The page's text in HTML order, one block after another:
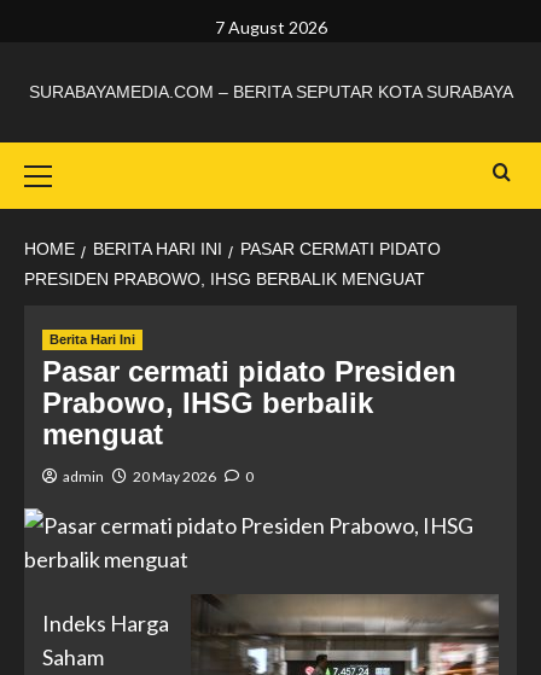
7 August 2026
SURABAYAMEDIA.COM – BERITA SEPUTAR KOTA SURABAYA
HOME BERITA HARI INI
PASAR CERMATI PIDATO
PRESIDEN PRABOWO, IHSG BERBALIK MENGUAT
Berita Hari Ini
Pasar cermati pidato Presiden
Prabowo, IHSG berbalik
menguat
admin 20 May 2026 0
Indeks Harga
Saham